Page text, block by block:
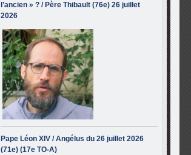
l’ancien » ? / Père Thibault (76e) 26 juillet
2026
Pape Léon XIV / Angélus du 26 juillet 2026
(71e) (17e TO-A)